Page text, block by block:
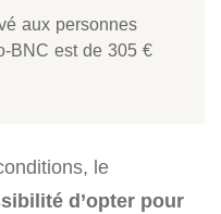
aux personnes
BNC est de 305 €
le
d’opter pour